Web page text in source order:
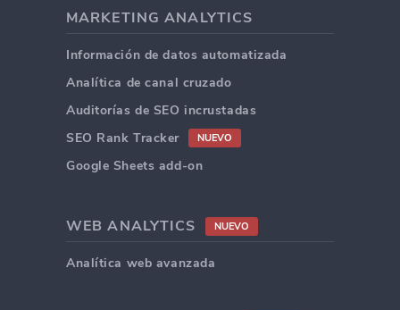
MARKETING ANALYTICS
Información de datos automatizada
Analítica de canal cruzado
Auditorías de SEO incrustadas
SEO Rank Tracker
NUEVO
Google Sheets add-on
WEB ANALYTICS NUEVO
Analítica web avanzada